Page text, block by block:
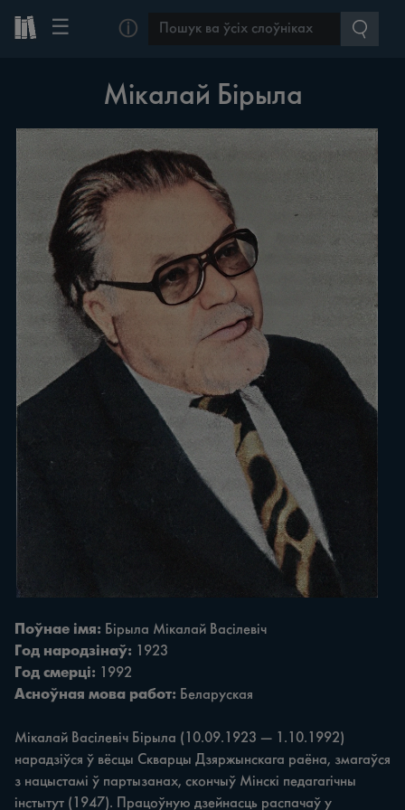
☰ ⓘ
Мікалай Бірыла
Поўнае імя: Бірыла Мікалай Васілевіч
Год народзінаў: 1923
Год смерці: 1992
Асноўная мова работ: Беларуская
Мікалай Васілевіч Бірыла (10.09.1923 — 1.10.1992)
нарадзіўся ў вёсцы Скварцы Дзяржынскага раёна, змагаўся
з нацыстамі ў партызанах, скончыў Мінскі педагагічны
інстытут (1947). Працоўную дзейнасць распачаў у